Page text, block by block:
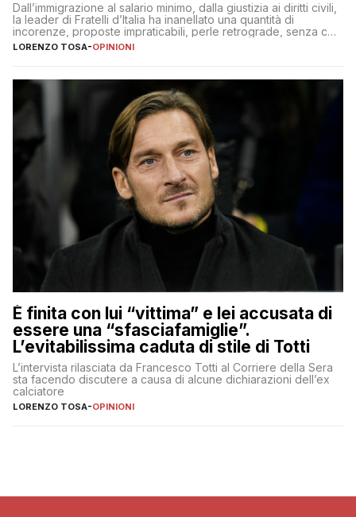
Dall’immigrazione al salario minimo, dalla giustizia ai diritti civili,
la leader di Fratelli d’Italia ha inanellato una quantità di
incorenze, proposte impraticabili, perle retrograde, senza che
nessuno – a destra come a sinistra – glielo abbia fatto notare
LORENZO TOSA-OPINIONI
È finita con lui “vittima” e lei accusata di
essere una “sfasciafamiglie”.
L’evitabilissima caduta di stile di Totti
L’intervista rilasciata da Francesco Totti al Corriere della Sera
sta facendo discutere a causa di alcune dichiarazioni dell’ex
calciatore
LORENZO TOSA-OPINIONI